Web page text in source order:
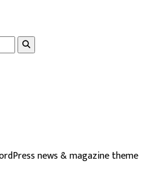
news & magazine theme